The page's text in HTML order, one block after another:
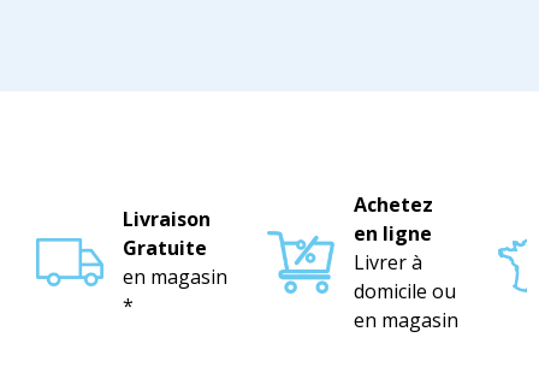
Livraison
Gratuite
en magasin
*
Achetez
en ligne
Livrer à
domicile ou
en magasin